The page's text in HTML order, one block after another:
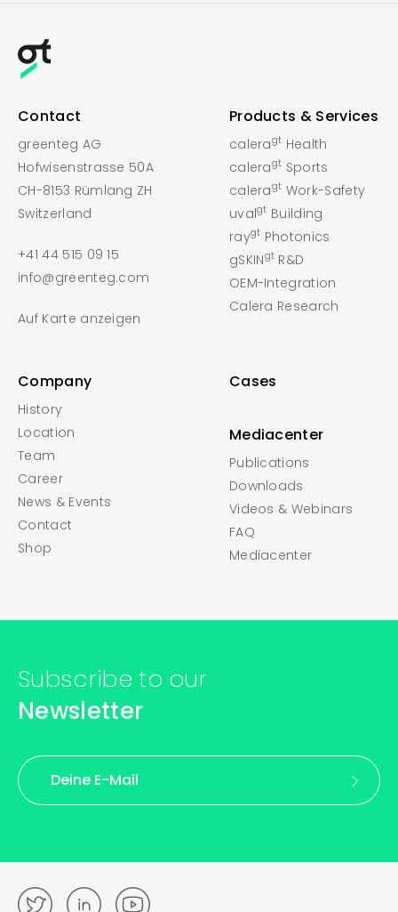
Contact
greenteg AG
Hofwisenstrasse 50A
CH-8153 Rümlang ZH
Switzerland
+41 44 515 09 15
info@greenteg.com
Auf Karte anzeigen
Products & Services
caleragt Health
caleragt Sports
caleragt Work-Safety
uvalgt Building
raygt Photonics
gSKINgt R&D
OEM-Integration
Calera Research
Company
History
Location
Team
Career
News & Events
Contact
Shop
Cases
Mediacenter
Publications
Downloads
Videos & Webinars
FAQ
Mediacenter
Subscribe to our
Newsletter